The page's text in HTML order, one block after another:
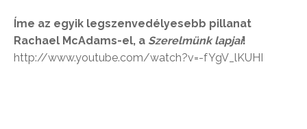
Íme az egyik legszenvedélyesebb pillanat
Rachael McAdams-el, a Szerelmünk lapjai!
http://www.youtube.com/watch?v=-fYgV_lKUHI